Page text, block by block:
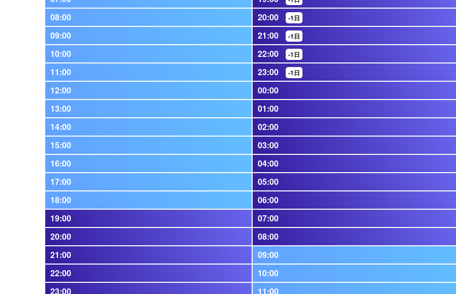
08:00 20:00 -1日
09:00 21:00 -1日
10:00 22:00 -1日
11:00 23:00 -1日
12:00
00:00
13:00
01:00
14:00
02:00
15:00
03:00
16:00
04:00
17:00
05:00
18:00
06:00
19:00
07:00
20:00
08:00
21:00
09:00
22:00
10:00
23:00
11:00